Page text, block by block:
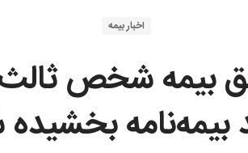
اخبار بیمه
حق‌ بیمه شخص
بیمه‌نامه